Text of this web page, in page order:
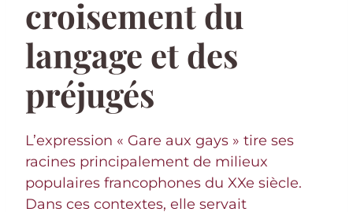
croisement du
langage et des
préjugés
L’expression « Gare aux gays » tire ses
racines principalement de milieux
populaires francophones du XXe siècle.
Dans ces contextes, elle servait